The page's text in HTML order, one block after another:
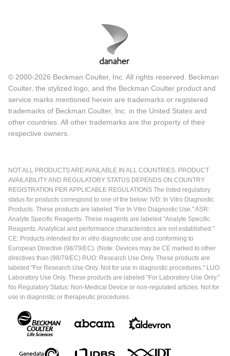
© 2000-2026 Beckman Coulter, Inc. All rights reserved. Beckman
Coulter, the stylized logo, and the Beckman Coulter product and
service marks mentioned herein are trademarks or registered
trademarks of Beckman Coulter, Inc. in the United States and
other countries. All other trademarks are the property of their
respective owners.
NOT ALL PRODUCTS ARE AVAILABLE IN ALL COUNTRIES. PRODUCT
AVAILABILITY AND REGULATORY STATUS DEPENDS ON COUNTRY
REGISTRATION PER APPLICABLE REGULATIONS The listed regulatory
status for products correspond to one of the below: IVD: In Vitro Diagnostic
Products. These products are labeled "For In Vitro Diagnostic Use." ASR:
Analyte Specific Reagents. These reagents are labeled "Analyte Specific
Reagents. Analytical and performance characteristics are not established."
CE: Products intended for in vitro diagnostic use and conforming to
European Directive (98/79/EC). (Note: Devices may be CE marked to other
directives than (98/79/EC) RUO: Research Use Only. These products are
labeled "For Research Use Only. Not for use in diagnostic procedures." LUO:
Laboratory Use Only. These products are labeled "For Laboratory Use Only."
No Regulatory Status: Non-Medical Device or non-regulated articles. Not for
use in diagnostic or therapeutic procedures.